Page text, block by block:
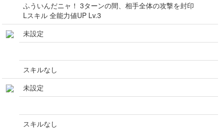
ふういんだニャ！ 3ターンの間、相手全体の攻撃を封印
Lスキル 全能力値UP Lv.3
未設定
スキルなし
未設定
スキルなし